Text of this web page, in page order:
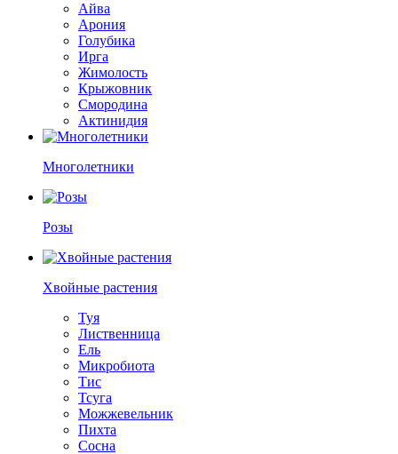
Айва
Арония
Голубика
Ирга
Жимолость
Крыжовник
Смородина
Актинидия
Многолетники
Розы
Хвойные растения
Туя
Лиственница
Ель
Микробиота
Тис
Тсуга
Можжевельник
Пихта
Сосна